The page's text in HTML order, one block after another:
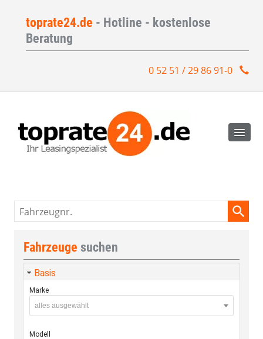
toprate24.de - Hotline - kostenlose
Beratung
0 52 51 / 29 86 91-0
Fahrzeugnr.
Fahrzeuge suchen
Basis
Marke
alles ausgewählt
Modell